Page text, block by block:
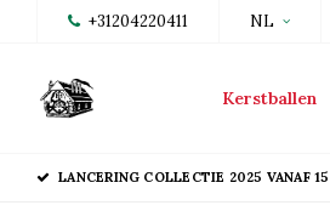
+31204220411 NL
Kerstballen
LANCERING COLLECTIE 2025 VANAF